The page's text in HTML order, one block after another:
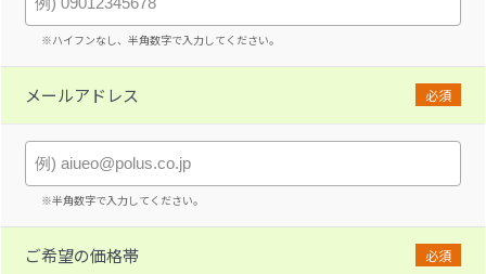
※ハイフンなし、半角数字で入力してください。
メールアドレス 必須
※半角数字で入力してください。
ご希望の価格帯 必須